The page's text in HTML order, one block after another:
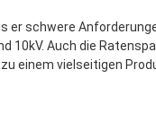
er schwere
10kV. Auch die
einem vielseitigen